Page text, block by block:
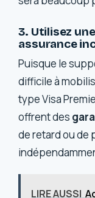
3. Utilisez
assurance
Puisque le
difficile à
type Visa
offrent des
de retard ou de
LIRE AUSSI